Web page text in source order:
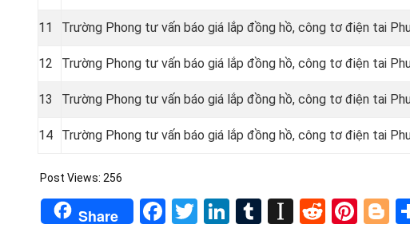
11 Trường Phong tư vấn báo giá lắp đồng hồ, công tơ điện tai
12 Trường Phong tư vấn báo giá lắp đồng hồ, công tơ điện tai
13 Trường Phong tư vấn báo giá lắp đồng hồ, công tơ điện tai
14 Trường Phong tư vấn báo giá lắp đồng hồ, công tơ điện tai
Post Views: 256
Share Facebook
TwitterLinkedIn
TumblrReddit